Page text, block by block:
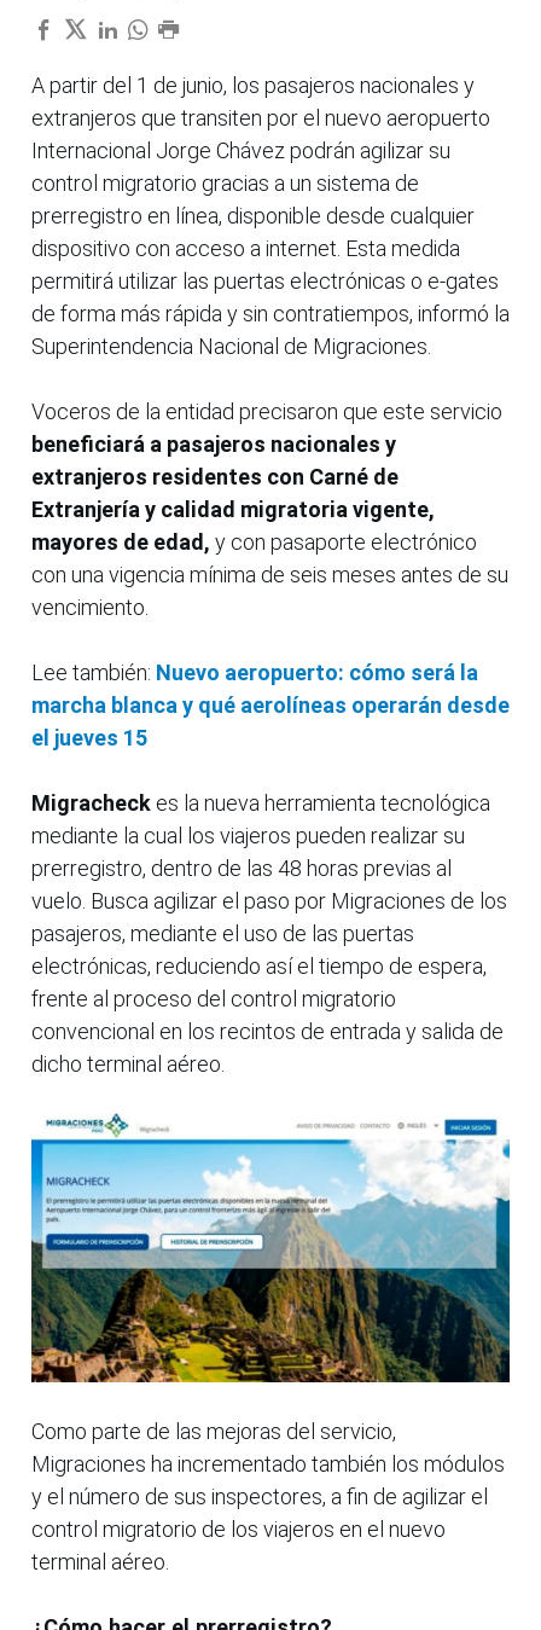
A partir del 1 de junio, los pasajeros nacionales y
extranjeros que transiten por el nuevo aeropuerto
Internacional Jorge Chávez podrán agilizar su
control migratorio gracias a un sistema de
prerregistro en línea, disponible desde cualquier
dispositivo con acceso a internet. Esta medida
permitirá utilizar las puertas electrónicas o e-gates
de forma más rápida y sin contratiempos, informó la
Superintendencia Nacional de Migraciones.
Voceros de la entidad precisaron que este servicio
beneficiará a pasajeros nacionales y
extranjeros residentes con Carné de
Extranjería y calidad migratoria vigente,
mayores de edad, y con pasaporte electrónico
con una vigencia mínima de seis meses antes de su
vencimiento.
Lee también: Nuevo aeropuerto: cómo será la
marcha blanca y qué aerolíneas operarán desde
el jueves 15
Migracheck es la nueva herramienta tecnológica
mediante la cual los viajeros pueden realizar su
prerregistro, dentro de las 48 horas previas al
vuelo. Busca agilizar el paso por Migraciones de los
pasajeros, mediante el uso de las puertas
electrónicas, reduciendo así el tiempo de espera,
frente al proceso del control migratorio
convencional en los recintos de entrada y salida de
dicho terminal aéreo.
Como parte de las mejoras del servicio,
Migraciones ha incrementado también los módulos
y el número de sus inspectores, a fin de agilizar el
control migratorio de los viajeros en el nuevo
terminal aéreo.